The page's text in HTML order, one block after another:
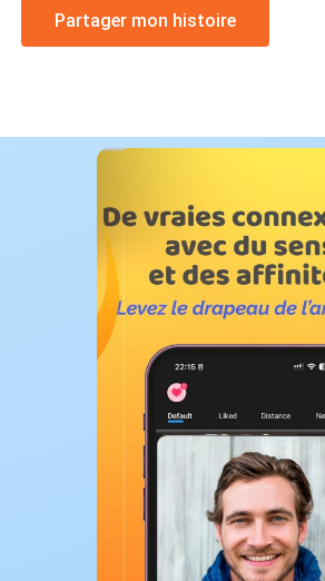
Partager mon histoire